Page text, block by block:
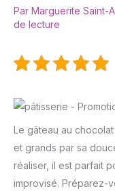
Par Marguerite Saint-
de lecture
Le gâteau au
et grands par sa
réaliser, il est parfait
improvisé. Préparez-